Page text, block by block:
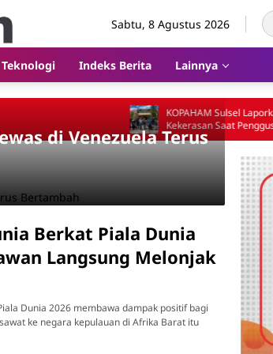
Sabtu, 8 Agustus 2026
Teknologi Indeks Berita Lainnya
KOPAHAM Sulsel Laporkan Dugaan
Kekerasan Saat Penggusuran Petani Laoli
Polda Sulsel
di Venezuela Terus
Berkat Piala Dunia
Langsung Melonjak
Dunia 2026 membawa dampak positif bagi
ke negara kepulauan di Afrika Barat itu